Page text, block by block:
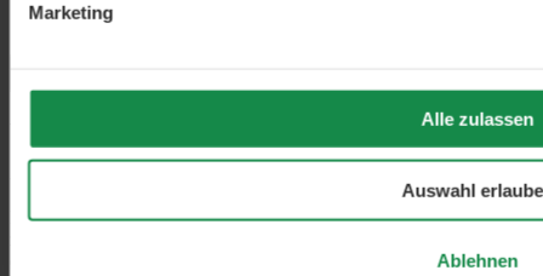
Marketing
Alle zulassen
Auswahl
Ablehnen
Fragen & Antworten
Warum Hanfprotein von Maskelmän eine
gute Wahl ist
NebenReisproteinundErbsenproteinzählt Hanfprotein sicherlich
einerseits am Geschmack, andererseits an der Qualität dieses